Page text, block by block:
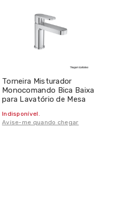
Torneira Misturador
Monocomando Bica Baixa
para Lavatório de Mesa
Indisponível.
Avise-me quando chegar